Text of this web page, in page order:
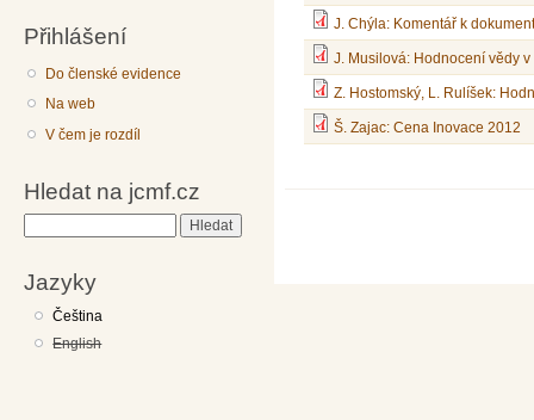
Přihlášení
Do členské evidence
Na web
V čem je rozdíl
Hledat na jcmf.cz
Jazyky
Čeština
English
J. Chýla: Komentář k
J. Musilová: Hodnocení vědy v
Z. Hostomský, L. Rulíšek:
Š. Zajac: Cena Inovace 2012